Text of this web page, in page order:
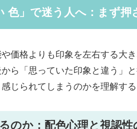
色」で迷う人へ：まず
価格よりも印象を左右する大
ら「思っていた印象と違う」
じられてしまうのかを理解する
のか：配色心理と視認性